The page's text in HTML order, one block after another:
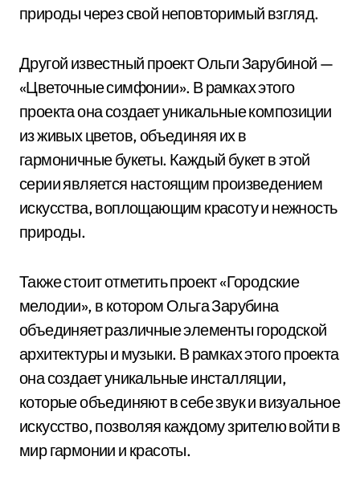
природы через свой неповторимый взгляд.
Другой известный проект Ольги Зарубиной —
«Цветочные симфонии». В рамках этого
проекта она создает уникальные композиции
из живых цветов, объединяя их в
гармоничные букеты. Каждый букет в этой
серии является настоящим произведением
искусства, воплощающим красоту и нежность
природы.
Также стоит отметить проект «Городские
мелодии», в котором Ольга Зарубина
объединяет различные элементы городской
архитектуры и музыки. В рамках этого проекта
она создает уникальные инсталляции,
которые объединяют в себе звук и визуальное
искусство, позволяя каждому зрителю войти в
мир гармонии и красоты.